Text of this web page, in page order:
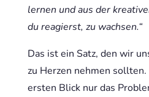
lernen und aus der
du reagierst, zu wachsen.“
Das ist ein Satz, den wir
zu Herzen nehmen
ersten Blick nur das